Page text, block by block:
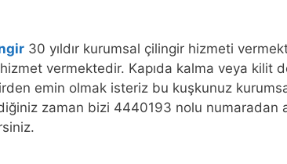
30 yıldır kurumsal çilingir hizmeti
vermektedir. Kapıda kalma veya kilit
emin olmak isteriz bu kuşkunuz
zaman bizi 4440193 nolu numaradan